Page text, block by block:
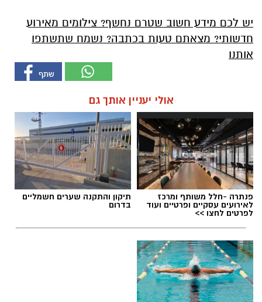
יש לכם מידע חשוב שטרם נחשף? צילומים מאירוע
חדשותי? מצאתם טעות בכתבה? נשמח שתשתפו
אותנו
אולי יעניין אותך גם
פנתרה -חלל משותף ומרכז
לאירועים עסקיים ופרטיים ועוד
לפרטים לחצו >>
תיקון והתקנה שערים חשמליים
בדרום